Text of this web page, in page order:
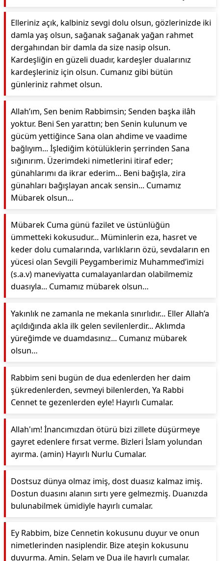
Elleriniz açık, kalbiniz sevgi dolu olsun, gözlerinizde iki
damla yaş olsun, sağanak sağanak yağan rahmet
dergahından bir damla da size nasip olsun.
Kardeşliğin en güzeli duadır, kardeşler dualarınız
kardeşleriniz için olsun. Cumanız gibi bütün
günleriniz rahmet olsun.
Allah’ım, Sen benim Rabbimsin; Senden başka ilâh
yoktur. Beni Sen yarattın; ben Senin kulunum ve
gücüm yettiğince Sana olan ahdime ve vaadime
bağlıyım... İşlediğim kötülüklerin şerrinden Sana
sığınırım. Üzerimdeki nimetlerini itiraf eder;
günahlarımı da ikrar ederim... Beni bağışla, zira
günahları bağışlayan ancak sensin... Cumamız
Mübarek olsun…
Mübarek Cuma günü fazilet ve üstünlüğün
ümmetteki kokusudur... Müminlerin eza, hasret ve
keder dolu cumalarında, varlıkların özü, sevdaların en
yücesi olan Sevgili Peygamberimiz Muhammed’imizi
(s.a.v) maneviyatta cumalayanlardan olabilmemiz
duasıyla... Cumamız mübarek olsun…
Yakınlık ne zamanla ne mekanla sınırlıdır... Eller Allah’a
açıldığında akla ilk gelen sevilenlerdir... Aklımda
yüreğimde ve duamdasınız... Cumanız mübarek
olsun…
Rabbim seni bugün de dua edenlerden her daim
şükredenlerden, sevmeyi bilenlerden, Ya Rabbi
Cennet te gezenlerden eyle! Hayırlı Cumalar.
Allah'ım! İnancımızdan ötürü bizi zillete düşürmeye
gayret edenlere fırsat verme. Bizleri İslam yolundan
ayırma. (amin) Hayırlı Nurlu Cumalar.
Dostsuz dünya olmaz imiş, dost duasız kalmaz imiş.
Dostun duasını alanın sırtı yere gelmezmiş. Duanızda
bulunabilmek ümidiyle hayırlı cumalar.
Ey Rabbim, bize Cennetin kokusunu duyur ve onun
nimetlerinden nasiplendir. Bize ateşin kokusunu
duyurma. Amin. Selam ve Dua ile hayırlı cumalar.